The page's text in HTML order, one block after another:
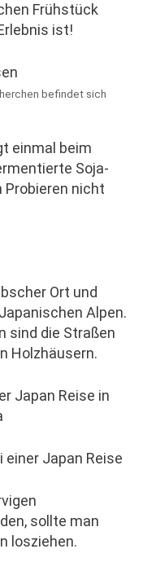
Frühstück
ist!
befindet sich
einmal beim
Soja-
Probieren nicht
Ort und
Alpen.
sind die Straßen
Holzhäusern.
sollte man
losziehen.